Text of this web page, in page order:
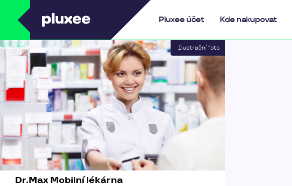
PluxeePluxee účet Kde nakupovat
Dr.Max Mobilní lékárna